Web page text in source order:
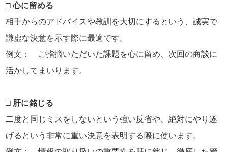
□ 心に留める
相手からのアドバイスや教訓を大切にするという、誠実で
謙虚な決意を示す際に最適です。
例文： ご指摘いただいた課題を心に留め、次回の商談に
活かしてまいります。
□ 肝に銘じる
二度と同じミスをしないという強い反省や、絶対にやり遂
げるという非常に重い決意を表明する際に使います。